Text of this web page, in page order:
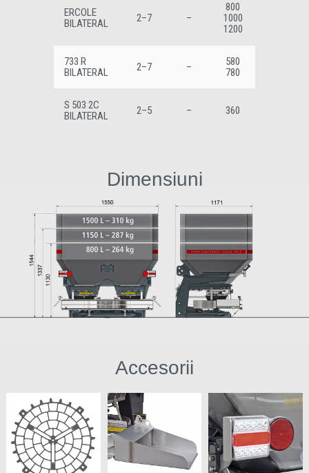
ERCOLE
BILATERAL
2–7 –
800
1000
1200
733 R
BILATERAL
2–7 –
580
780
S 503 2C
BILATERAL
2–5 – 360
Dimensiuni
Accesorii